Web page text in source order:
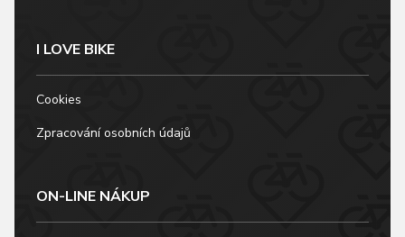
I LOVE BIKE
Cookies
Zpracování osobních údajů
ON-LINE NÁKUP